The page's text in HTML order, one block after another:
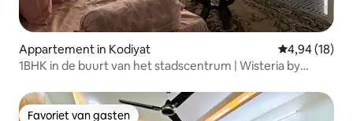
Appartement in Kodiyat Gemiddelde
4,94 (18)
1BHK in de buurt van het stadscentrum | Wisteria by
Favoriet van gasten